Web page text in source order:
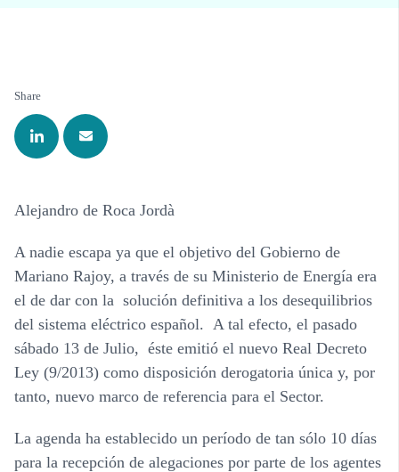
Share
Alejandro de Roca Jordà
A nadie escapa ya que el objetivo del Gobierno de
Mariano Rajoy, a través de su Ministerio de Energía era
el de dar con la solución definitiva a los desequilibrios
del sistema eléctrico español. A tal efecto, el pasado
sábado 13 de Julio, éste emitió el nuevo Real Decreto
Ley (9/2013) como disposición derogatoria única y, por
tanto, nuevo marco de referencia para el Sector.
La agenda ha establecido un período de tan sólo 10 días
para la recepción de alegaciones por parte de los agentes